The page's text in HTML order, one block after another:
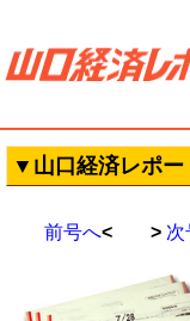
▼山口経済レポー
前号へ< > 次